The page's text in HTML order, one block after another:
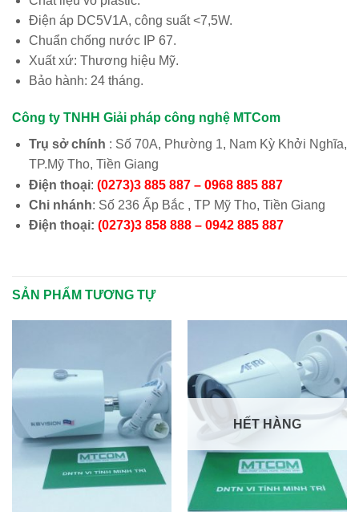
Điện áp DC5V1A, công suất <7,5W.
Chuẩn chống nước IP 67.
Xuất xứ: Thương hiệu Mỹ.
Bảo hành: 24 tháng.
Công ty TNHH Giải pháp công nghệ MTCom
Trụ sở chính : Số 70A, Phường 1, Nam Kỳ Khởi Nghĩa,
TP.Mỹ Tho, Tiền Giang
Điện thoại: (0273)3 885 887 – 0968 885 887
Chi nhánh: Số 236 Ấp Bắc , TP Mỹ Tho, Tiền Giang
Điện thoại: (0273)3 858 888 – 0942 885 887
SẢN PHẨM TƯƠNG TỰ
HẾT HÀNG